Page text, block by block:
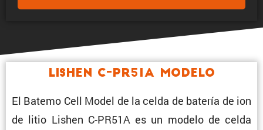
Lishen C-PR51A Modelo
El Batemo Cell Model de la celda de batería de ion
de litio Lishen C-PR51A es un modelo de celda